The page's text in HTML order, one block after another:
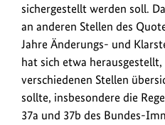
sichergestellt werden soll.
an anderen Stellen des
Jahre Änderungs- und
hat sich etwa
verschiedenen Stellen
sollte, insbesondere die
37a und 37b des Bundes-